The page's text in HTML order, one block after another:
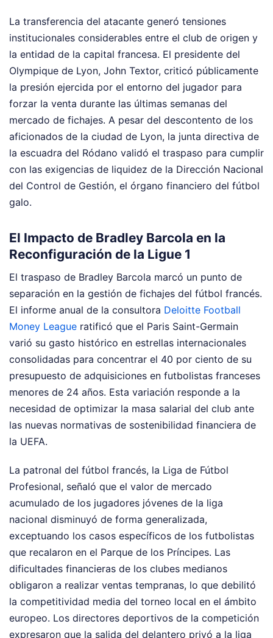
La transferencia del atacante generó tensiones
institucionales considerables entre el club de origen y
la entidad de la capital francesa. El presidente del
Olympique de Lyon, John Textor, criticó públicamente
la presión ejercida por el entorno del jugador para
forzar la venta durante las últimas semanas del
mercado de fichajes. A pesar del descontento de los
aficionados de la ciudad de Lyon, la junta directiva de
la escuadra del Ródano validó el traspaso para cumplir
con las exigencias de liquidez de la Dirección Nacional
del Control de Gestión, el órgano financiero del fútbol
galo.
El Impacto de Bradley Barcola en la
Reconfiguración de la Ligue 1
El traspaso de Bradley Barcola marcó un punto de
separación en la gestión de fichajes del fútbol francés.
El informe anual de la consultora Deloitte Football
Money League ratificó que el Paris Saint-Germain
varió su gasto histórico en estrellas internacionales
consolidadas para concentrar el 40 por ciento de su
presupuesto de adquisiciones en futbolistas franceses
menores de 24 años. Esta variación responde a la
necesidad de optimizar la masa salarial del club ante
las nuevas normativas de sostenibilidad financiera de
la UEFA.
La patronal del fútbol francés, la Liga de Fútbol
Profesional, señaló que el valor de mercado
acumulado de los jugadores jóvenes de la liga
nacional disminuyó de forma generalizada,
exceptuando los casos específicos de los futbolistas
que recalaron en el Parque de los Príncipes. Las
dificultades financieras de los clubes medianos
obligaron a realizar ventas tempranas, lo que debilitó
la competitividad media del torneo local en el ámbito
europeo. Los directores deportivos de la competición
expresaron que la salida del delantero privó a la liga